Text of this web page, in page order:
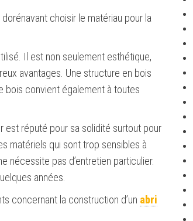
choisir le matériau pour la
Il est non seulement esthétique,
avantages. Une structure en bois
bois convient également à toutes
est réputé pour sa solidité surtout pour
matériels qui sont trop sensibles à
nécessite pas d’entretien particulier.
années.
concernant la construction d’un abri